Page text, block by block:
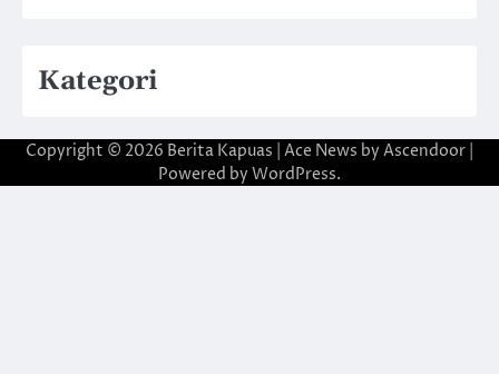
Kategori
Copyright © 2026 Berita Kapuas | Ace News by Ascendoor
Powered by WordPress.